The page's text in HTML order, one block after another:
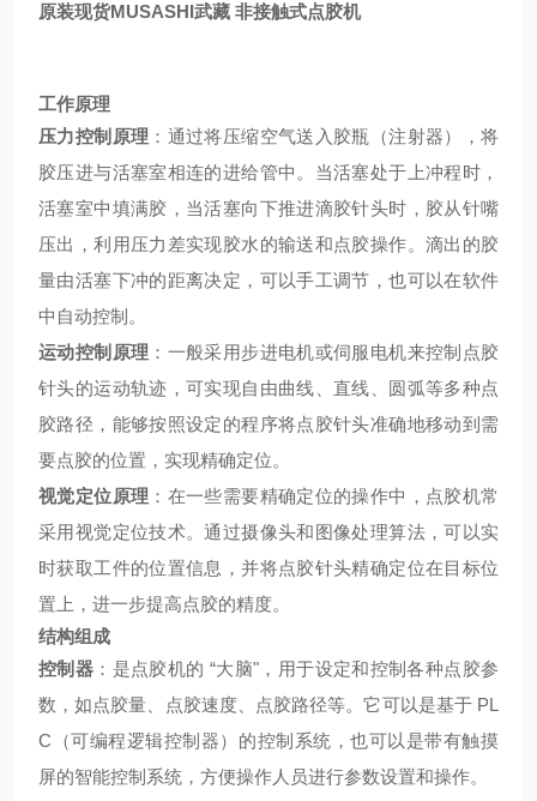
原装现货MUSASHI武藏 非接触式点胶机
工作原理
压力控制原理 ：通过将压缩空气送入胶瓶（注射器），将
胶压进与活塞室相连的进给管中。当活塞处于上冲程时，
活塞室中填满胶，当活塞向下推进滴胶针头时，胶从针嘴
压出，利用压力差实现胶水的输送和点胶操作。滴出的胶
量由活塞下冲的距离决定，可以手工调节，也可以在软件
中自动控制。
运动控制原理 ：一般采用步进电机或伺服电机来控制点胶
针头的运动轨迹，可实现自由曲线、直线、圆弧等多种点
胶路径，能够按照设定的程序将点胶针头准确地移动到需
要点胶的位置，实现精确定位。
视觉定位原理 ：在一些需要精确定位的操作中，点胶机常
采用视觉定位技术。通过摄像头和图像处理算法，可以实
时获取工件的位置信息，并将点胶针头精确定位在目标位
置上，进一步提高点胶的精度。
结构组成
控制器 ：是点胶机的 “大脑"，用于设定和控制各种点胶参
数，如点胶量、点胶速度、点胶路径等。它可以是基于 PL
C（可编程逻辑控制器）的控制系统，也可以是带有触摸
屏的智能控制系统，方便操作人员进行参数设置和操作。